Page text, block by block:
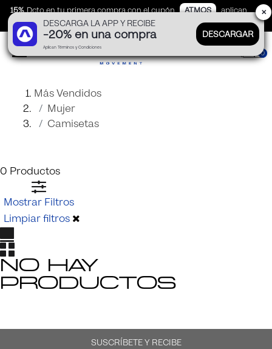
15% Dcto en tu primera compra con el cupón ATMOS
aplican
TyC
0
Más Vendidos
Mujer
Camisetas
0 Productos
Mostrar Filtros
Limpiar filtros
No hay
productos
SUSCRÍBETE Y RECIBE
DESCARGA LA APP Y RECIBE
-20% en una compra
Aplican Términos y Condiciones
DESCARGAR
✕